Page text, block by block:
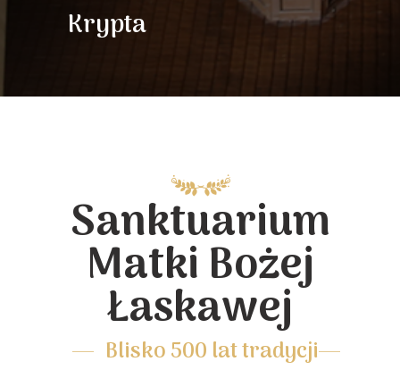
Krypta
Sanktuarium
Matki Bożej
Łaskawej
Blisko 500 lat tradycji